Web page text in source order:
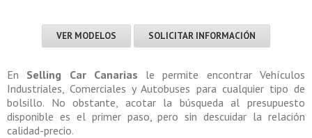
VER MODELOS SOLICITAR INFORMACIÓN
En Selling Car Canarias le permite encontrar Vehículos
Industriales, Comerciales y Autobuses para cualquier tipo de
bolsillo. No obstante, acotar la búsqueda al presupuesto
disponible es el primer paso, pero sin descuidar la relación
calidad-precio.